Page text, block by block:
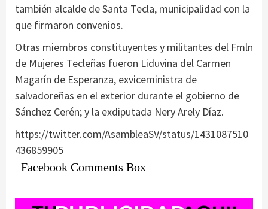
también alcalde de Santa Tecla, municipalidad con la
que firmaron convenios.
Otras miembros constituyentes y militantes del Fmln
de Mujeres Tecleñas fueron Liduvina del Carmen
Magarín de Esperanza, exviceministra de
salvadoreñas en el exterior durante el gobierno de
Sánchez Cerén; y la exdiputada Nery Arely Díaz.
https://twitter.com/AsambleaSV/status/1431087510
436859905
Facebook Comments Box